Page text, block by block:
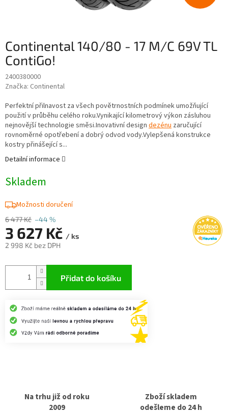
Continental 140/80 - 17 M/C 69V TL
ContiGo!
2400380000
Značka: Continental
6 477 Kč –44 %
3 627 Kč / ks
2 998 Kč bez DPH
Skladem
Možnosti doručení
Přidat do košíku
Perfektní přilnavost za všech povětrnostních podmínek umožňující
použití v průběhu celého roku.Vynikající kilometrový výkon zásluhou
nejnovější technologie směsi.Inovativní design dezénu zaručující
rovnoměrné opotřebení a dobrý odvod vody.Vylepšená konstrukce
kostry přinášející s...
Detailní informace
Na trhu již od roku
2009
Zboží skladem
odešleme do 24 h